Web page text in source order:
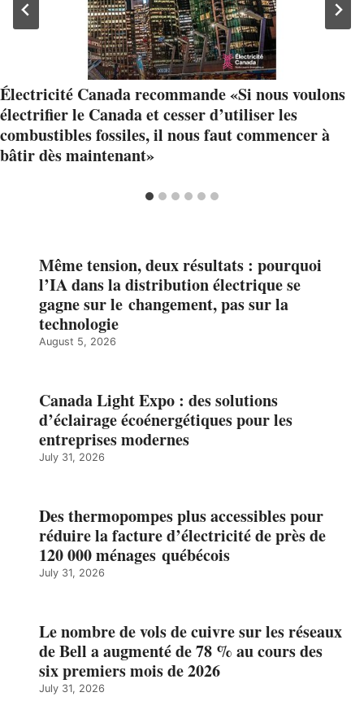
Électricité Canada recommande«Si nous voulons
électrifier le Canada et cesser d’utiliser les
combustibles fossiles, il nous faut commencer à
bâtir dès maintenant»
Même tension, deux résultats : pourquoi
l’IA dans la distribution électrique se
gagne sur le changement, pas sur la
technologie
August 5, 2026
Canada Light Expo : des solutions
d’éclairage écoénergétiques pour les
entreprises modernes
July 31, 2026
Des thermopompes plus accessibles pour
réduire la facture d’électricité de près de
120 000 ménages québécois
July 31, 2026
Le nombre de vols de cuivre sur les réseaux
de Bell a augmenté de 78 % au cours des
six premiers mois de 2026
July 31, 2026